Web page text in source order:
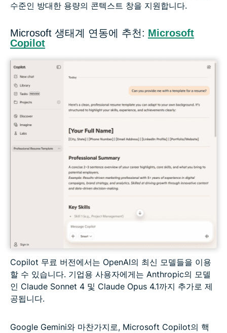
수준인 방대한 용량의 콘텍스트 창을 지원합니다.
Microsoft 생태계 연동에 추천: Microsoft
Copilot
Copilot 무료 버전에서는 OpenAI의 최신 모델들을 이용
할 수 있습니다. 기업용 사용자에게는 Anthropic의 모델
인 Claude Sonnet 4 및 Claude Opus 4.1까지 추가로 제
공됩니다.
Google Gemini와 마찬가지로, Microsoft Copilot의 핵